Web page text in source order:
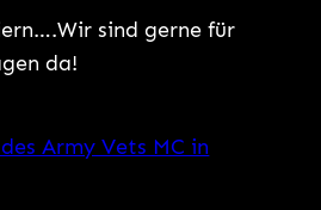
sind gerne für
da!